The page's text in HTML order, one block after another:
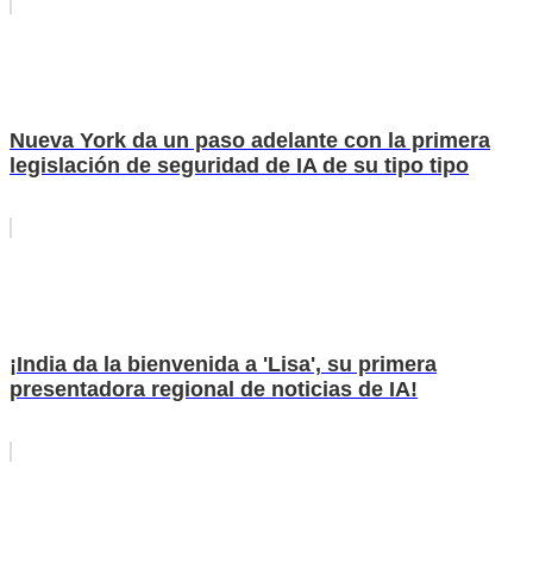
Nueva York da un paso adelante con la primera
legislación de seguridad de IA de su tipo tipo
¡India da la bienvenida a 'Lisa', su primera
presentadora regional de noticias de IA!